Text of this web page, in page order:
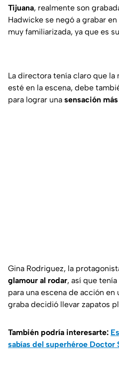
Tijuana, realmente son
Hadwicke se negó a grabar
muy familiarizada, ya que es
La directora tenía claro que
esté en la escena, debe
para lograr una sensación
Gina Rodriguez, la
glamour al rodar, así que
para una escena de acción
graba decidió llevar zapatos
También podría interesarte:
sabías del superhéroe Doctor